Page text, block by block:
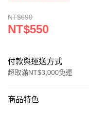
NT$690
NT$550
付款與運送方式
超取滿NT$3,000免運
信用卡一次付款
商品特色